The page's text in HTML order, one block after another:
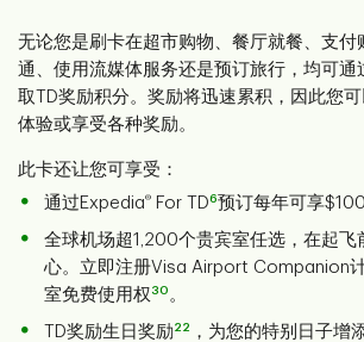
无论您是刷卡在超市购物、餐厅就餐、支付
通、使用流媒体服务还是预订旅行，均可通
取TD奖励积分。奖励将迅速累积，因此您
体验或享受各种奖励。
此卡还让您可享受：
通过Expedia® For TD6预订每年可享
全球机场超1,200个贵宾室任选，在起飞
心。立即注册Visa Airport Companion
室免费使用权 30 。
TD奖励生日奖励 22 ，为您的特别日子增